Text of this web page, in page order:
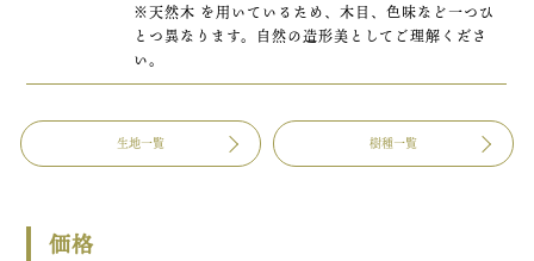
※天然木 を用いているため、木目、色味など一つひ
とつ異なります。自然の造形美としてご理解くださ
い。
生地一覧 樹種一覧
価格